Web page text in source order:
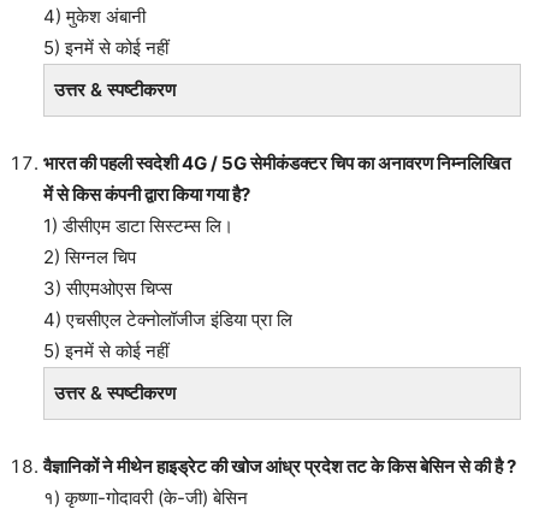
4) मुकेश अंबानी
5) इनमें से कोई नहीं
उत्तर & स्पष्टीकरण
भारत की पहली स्वदेशी 4G / 5G सेमीकंडक्टर चिप का अनावरण निम्नलिखित
में से किस कंपनी द्वारा किया गया है?
1) डीसीएम डाटा सिस्टम्स लि।
2) सिग्नल चिप
3) सीएमओएस चिप्स
4) एचसीएल टेक्नोलॉजीज इंडिया प्रा लि
5) इनमें से कोई नहीं
उत्तर & स्पष्टीकरण
वैज्ञानिकों ने मीथेन हाइड्रेट की खोज आंध्र प्रदेश तट के किस बेसिन से की है ?
१) कृष्णा-गोदावरी (के-जी) बेसिन